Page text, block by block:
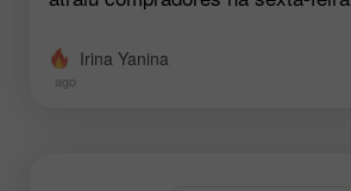
Irina Yanina
ago